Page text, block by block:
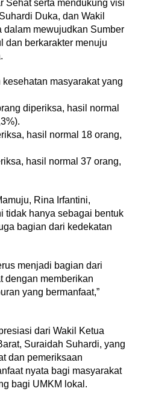
Sehat serta mendukung visi
Duka, dan Wakil
dalam mewujudkan Sumber
dan berkarakter menuju
masyarakat yang
diperiksa, hasil normal
hasil normal 18 orang,
hasil normal 37 orang,
Rina Irfantini,
tidak hanya sebagai bentuk
bagian dari kedekatan
menjadi bagian dari
dengan memberikan
yang bermanfaat,”
dari Wakil Ketua
Suraidah Suhardi, yang
dan pemeriksaan
nyata bagi masyarakat
bagi UMKM lokal.